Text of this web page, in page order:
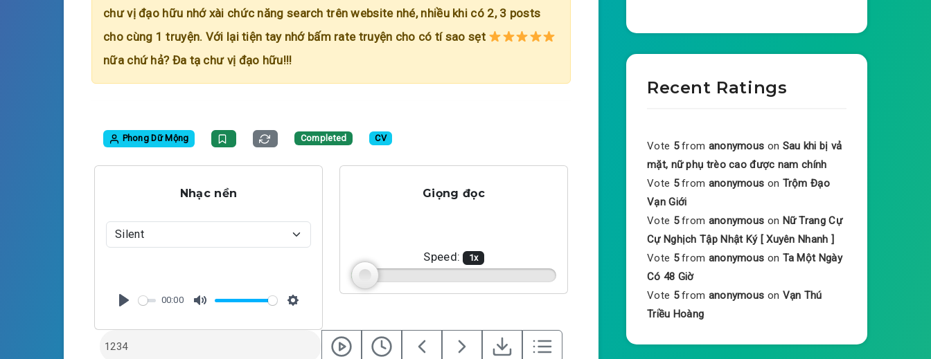
chư vị đạo hữu nhớ xài chức năng search trên website nhé, nhiều khi có 2, 3 posts
cho cùng 1 truyện. Với lại tiện tay nhớ bấm rate truyện cho có tí sao sẹt
nữa chứ hả? Đa tạ chư vị đạo hữu!!!
Phong Dữ Mộng Completed CV
Nhạc nền
00:00
Giọng đọc
Speed: 1x
Recent Ratings
Vote 5 from anonymous on Sau khi bị vả
mặt, nữ phụ trèo cao được nam chính
Vote 5 from anonymous on Trộm Đạo
Vạn Giới
Vote 5 from anonymous on Nữ Trang Cự
Cự Nghịch Tập Nhật Ký [ Xuyên Nhanh ]
Vote 5 from anonymous on Ta Một Ngày
Có 48 Giờ
Vote 5 from anonymous on Vạn Thú
Triều Hoàng